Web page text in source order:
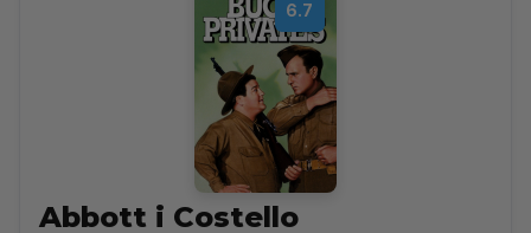
6.7
Abbott i Costello